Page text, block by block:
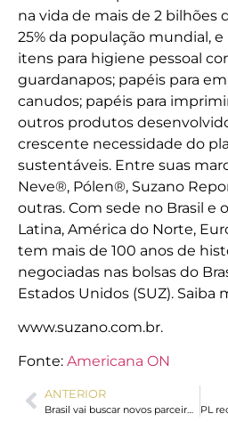
na vida de mais de 2 bilhões
25% da população mundial,
itens para higiene pessoal
guardanapos; papéis para
canudos; papéis para
outros produtos
crescente necessidade do
sustentáveis. Entre suas
Neve®, Pólen®, Suzano
outras. Com sede no Brasil e
Latina, América do Norte,
tem mais de 100 anos de
negociadas nas bolsas do
Estados Unidos (SUZ). Saiba
www.suzano.com.br.
Fonte: Americana ON
ANTERIOR